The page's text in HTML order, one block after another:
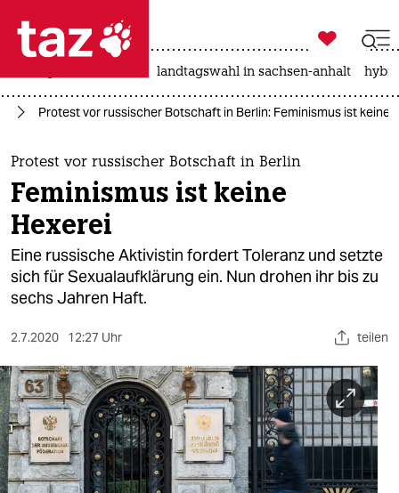
 taz zahl ich
taz zahl ich
themen
politik
öko
gesellschaft
sport
berlin
nord
wahrheit

taz zahl ich
landtagswahl in sachsen-anhalt
Protest vor russischer Botschaft in Berlin: Feminismus ist keine
Protest vor russischer Botschaft in Berlin
Feminismus ist keine
Hexerei
Eine russische Aktivistin fordert Toleranz und setzte
sich für Sexualaufklärung ein. Nun drohen ihr bis zu
sechs Jahren Haft.
2.7.2020 12:27 Uhr teilen